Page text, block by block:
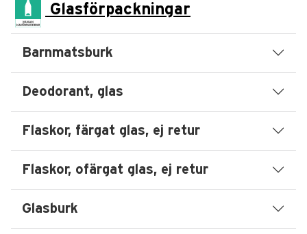
Glasförpackningar
Barnmatsburk
Deodorant, glas
Flaskor, färgat glas, ej retur
Flaskor, ofärgat glas, ej retur
Glasburk